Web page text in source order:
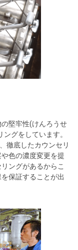
堅牢性(けんろうせ
グをしています。
徹底したカウンセリ
色の濃度変更を提
ングがあるからこ
保証することが出